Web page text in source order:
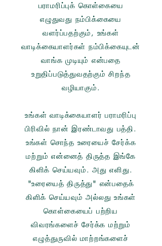
பராமரிப்புக் கொள்கையை
எழுதுவது நம்பிக்கையை
வளர்ப்பதற்கும், உங்கள்
வாடிக்கையாளர்கள் நம்பிக்கையுடன்
வாங்க முடியும் என்பதை
உறுதிப்படுத்துவதற்கும் சிறந்த
வழியாகும்.
உங்கள் வாடிக்கையாளர் பராமரிப்பு
பிரிவில் நான் இரண்டாவது பத்தி.
உங்கள் சொந்த உரையைச் சேர்க்க
மற்றும் என்னைத் திருத்த இங்கே
கிளிக் செய்யவும். அது எளிது.
"உரையைத் திருத்து" என்பதைக்
கிளிக் செய்யவும் அல்லது உங்கள்
கொள்கையைப் பற்றிய
விவரங்களைச் சேர்க்க மற்றும்
எழுத்துருவில் மாற்றங்களைச்